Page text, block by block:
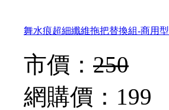
舞水痕超細纖維拖把替換組-商用型
市價： 250
網購價： 199